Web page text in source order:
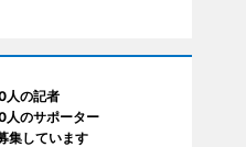
人の記者
人のサポーター
集しています